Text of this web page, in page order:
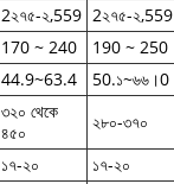
2২৭৫-২,559 2২৭৫-২,559
170 ~ 240 190 ~ 250
44.9~63.4 50.১~৬৬।0
৩২০ থেকে
৪৫০
২৮০-৩৭০
১৭-২০ ১৭-২০